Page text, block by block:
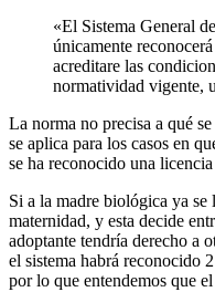
«El Sistema General
únicamente
acreditare las
normatividad vigente,
La norma no precisa a qué
se aplica para los casos en
se ha reconocido una
Si a la madre biológica ya
maternidad, y esta decide
adoptante tendría derecho a
el sistema habrá reconocido
por lo que entendemos que